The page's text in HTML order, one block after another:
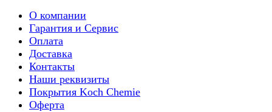
О компании
Гарантия и Сервис
Оплата
Доставка
Контакты
Наши реквизиты
Покрытия Koch Chemie
Оферта